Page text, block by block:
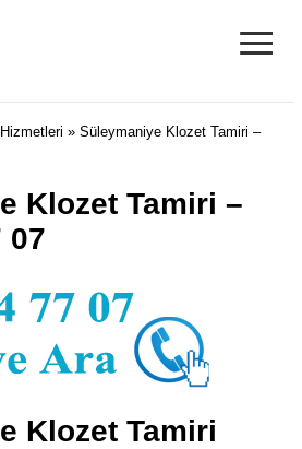
≡
» Süleymaniye Klozet Tamiri –
Klozet Tamiri –
07
Klozet Tamiri